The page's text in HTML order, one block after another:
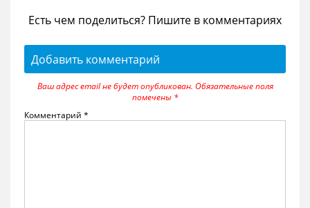
Есть чем поделиться? Пишите в комментариях
Добавить комментарий
Ваш адрес email не будет опубликован. Обязательные поля
помечены *
Комментарий *